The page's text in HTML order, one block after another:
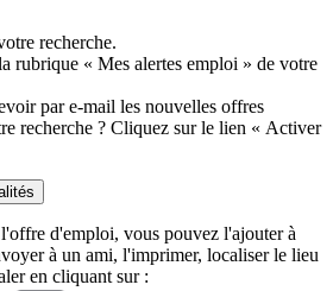
recherche.
rubrique « Mes alertes emploi » de votre
par e-mail les nouvelles offres
recherche ? Cliquez sur le lien « Activer
d'emploi, vous pouvez l'ajouter à
à un ami, l'imprimer, localiser le lieu
en cliquant sur :